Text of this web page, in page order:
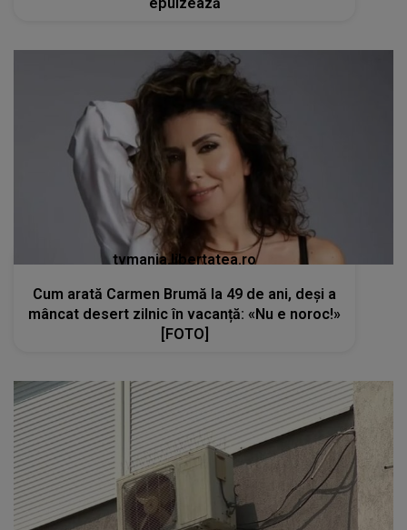
tvmania.libertatea.ro
Cum arată Carmen Brumă la 49 de ani, deși a
mâncat desert zilnic în vacanță: «Nu e noroc!»
[FOTO]